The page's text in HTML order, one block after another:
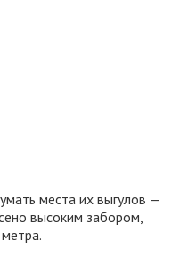
места их выгулов —
высоким забором,